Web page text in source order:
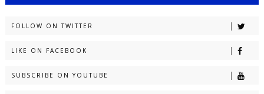
FOLLOW ON TWITTER
LIKE ON FACEBOOK
SUBSCRIBE ON YOUTUBE